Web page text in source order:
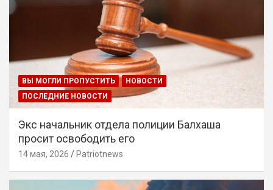
ВЫ МОГЛИ ПРОПУСТИТЬ
НОВОСТИ
ПОСЛЕДНИЕ НОВОСТИ
Экс начальник отдела полиции Балхаша
просит освободить его
14 мая, 2026 Patriotnews